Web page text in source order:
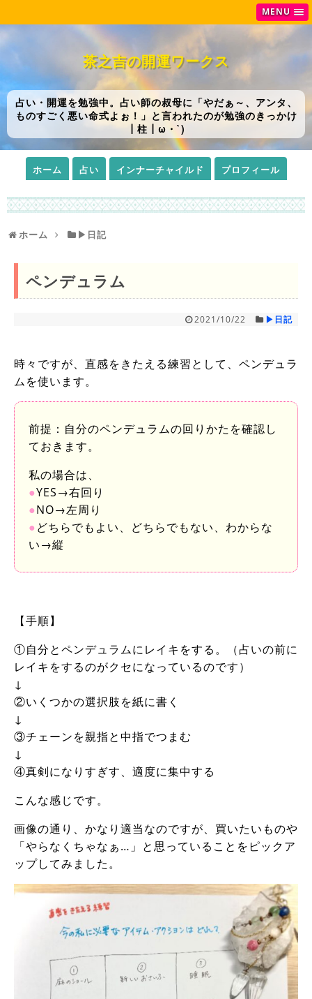
MENU
茶之吉の開運ワークス
占い・開運を勉強中。占い師の叔母に「やだぁ～、アンタ、
ものすごく悪い命式よぉ！」と言われたのが勉強のきっかけ
┃柱┃ω・`)
ホーム 占い インナーチャイルド プロフィール
ホーム ▶日記
ペンデュラム
2021/10/22 ▶日記
時々ですが、直感をきたえる練習として、ペンデュラ
ムを使います。
前提：自分のペンデュラムの回りかたを確認し
ておきます。
私の場合は、
●YES→右回り
●NO→左周り
●どちらでもよい、どちらでもない、わからな
い→縦
【手順】
①自分とペンデュラムにレイキをする。（占いの前に
レイキをするのがクセになっているのです）
↓
②いくつかの選択肢を紙に書く
↓
③チェーンを親指と中指でつまむ
↓
④真剣になりすぎす、適度に集中する
こんな感じです。
画像の通り、かなり適当なのですが、買いたいものや
「やらなくちゃなぁ…」と思っていることをピックア
ップしてみました。